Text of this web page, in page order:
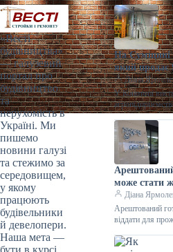
«Весті
будівництва»
— галузевий
портал про
будівництво
та
нерухомість в
Україні. Ми
пишемо
новини галузі
та стежимо за
середовищем,
у якому
працюють
будівельники
й девелопери.
Наша мета —
На Сумщині
який продає
кордон
Діана
У Конотопі
Конотоп
на продаж 100%
діючого
може стати
Діана
Арештований
віддати для
може стати